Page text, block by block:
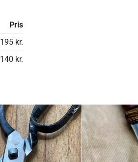
Pris
195 kr.
140 kr.